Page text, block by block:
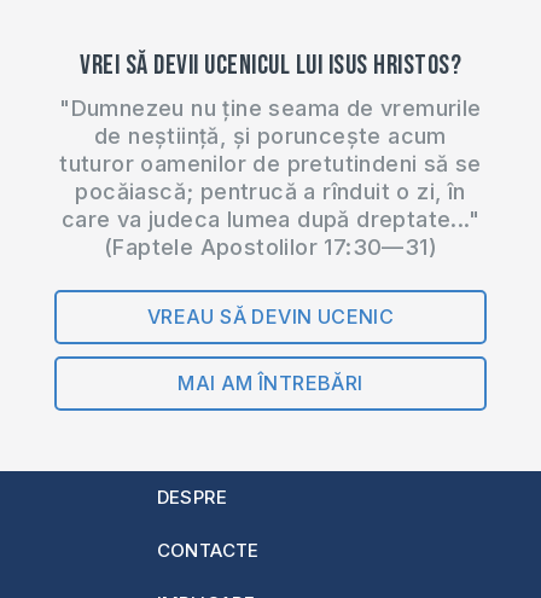
Vrei să devii ucenicul lui Isus Hristos?
"Dumnezeu nu ține seama de vremurile
de neștiință, și poruncește acum
tuturor oamenilor de pretutindeni să se
pocăiască; pentrucă a rînduit o zi, în
care va judeca lumea după dreptate..."
(Faptele Apostolilor 17:30—31)
VREAU SĂ DEVIN UCENIC
MAI AM ÎNTREBĂRI
DESPRE
CONTACTE